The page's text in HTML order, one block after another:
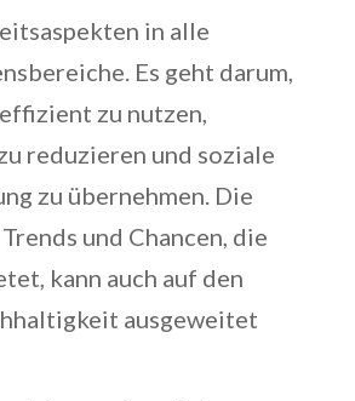
in alle
Es geht darum,
zu nutzen,
reduzieren und soziale
zu übernehmen. Die
und Chancen, die
kann auch auf den
ausgeweitet